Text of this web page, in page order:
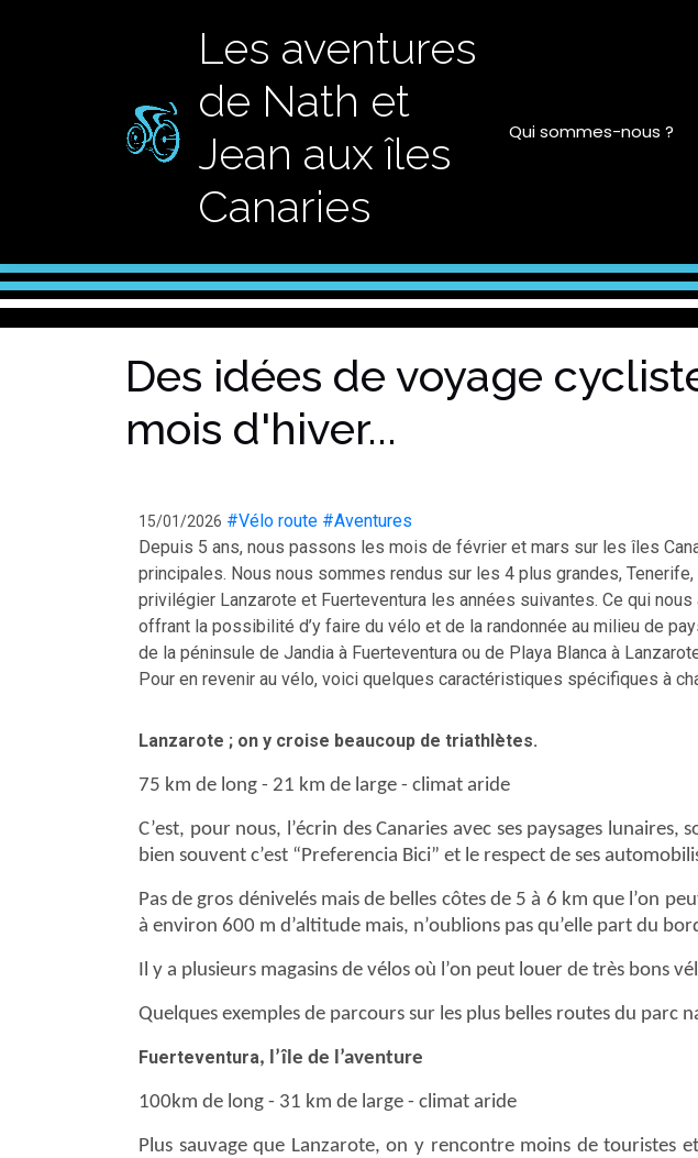
Les aventures
de Nath et
Jean aux îles
Canaries
Qui sommes-nous ?
Des idées de voyage
mois d'hiver...
15/01/2026 #Vélo route #Aventures
Depuis 5 ans, nous passons les mois de février et mars sur les îles
principales. Nous nous sommes rendus sur les 4 plus grandes,
privilégier Lanzarote et Fuerteventura les années suivantes. Ce qui
offrant la possibilité d’y faire du vélo et de la randonnée au milieu de
de la péninsule de Jandia à Fuerteventura ou de Playa Blanca à
Pour en revenir au vélo, voici quelques caractéristiques spécifiques à
Lanzarote ; on y croise beaucoup de triathlètes.
75 km de long - 21 km de large - climat aride
C’est, pour nous, l’écrin des Canaries avec ses paysages
bien souvent c’est “Preferencia Bici” et le respect de ses
Pas de gros dénivelés mais de belles côtes de 5 à 6 km que l’on
à environ 600 m d’altitude mais, n’oublions pas qu’elle part du
Il y a plusieurs magasins de vélos où l’on peut louer de très bons
Quelques exemples de parcours sur les plus belles routes du parc
Fuerteventura, l’île de l’aventure
100km de long - 31 km de large - climat aride
Plus sauvage que Lanzarote, on y rencontre moins de touristes